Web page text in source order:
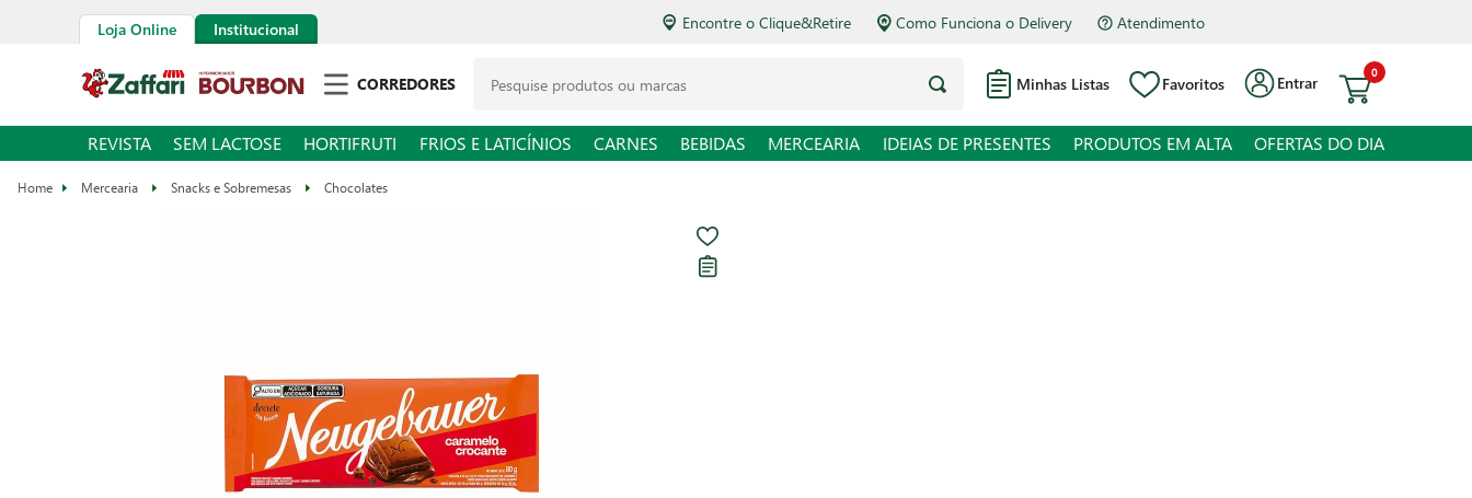
Loja Online Institucional Encontre o Clique&Retire Como Funciona o Delivery Atendimento Hipermercado Bourbon Assis Brasil
CORREDORES Minhas Listas Favoritos Entrar
0
REVISTA SEM LACTOSE HORTIFRUTI FRIOS E LATICÍNIOS CARNES BEBIDAS MERCEARIA IDEIAS DE PRESENTES PRODUTOS EM ALTA OFERTAS DO DIA